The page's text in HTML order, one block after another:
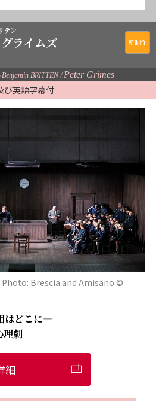
テン
ライムズ
BRITTEN Peter Grimes
び英語字幕付
Photo: Brescia and Amisano ©
はどこに―
理劇
細